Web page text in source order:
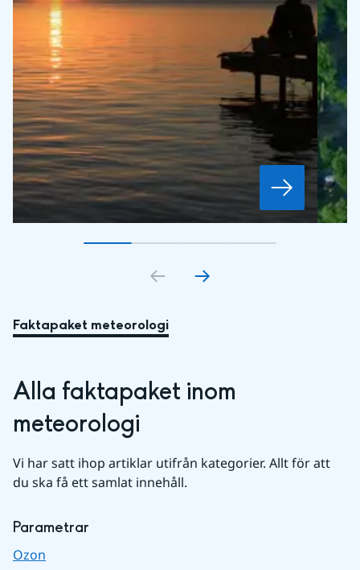
Gå till bildkort1
Gå till bildkort2
Gå till bildkort3
Gå till bildkort
Faktapaket meteorologi
Alla faktapaket inom
meteorologi
Vi har satt ihop artiklar utifrån kategorier. Allt för att
du ska få ett samlat innehåll.
Parametrar
Ozon